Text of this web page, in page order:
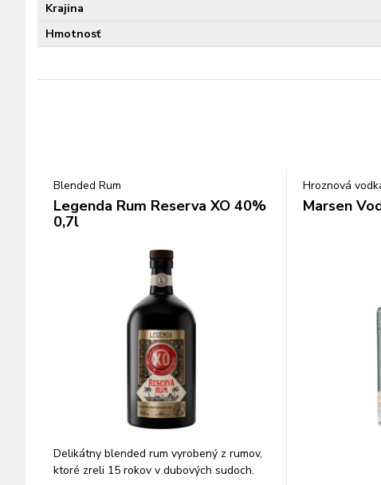
Krajina
Hmotnosť
Blended Rum
Legenda Rum Reserva XO 40%
0,7l
Delikátny blended rum vyrobený z rumov,
ktoré zreli 15 rokov v dubových sudoch.
Hroznová
Marsen